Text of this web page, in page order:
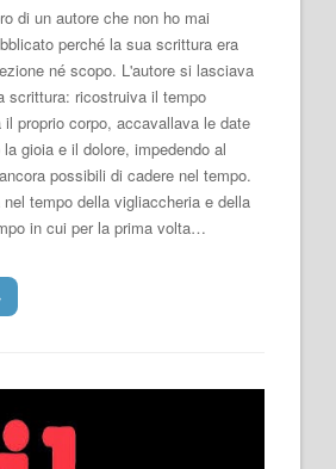
di un autore che non ho mai
perché la sua scrittura era
né scopo. L'autore si lasciava
scrittura: ricostruiva il tempo
proprio corpo, accavallava le date
gioia e il dolore, impedendo al
possibili di cadere nel tempo.
nel tempo della vigliaccheria e della
in cui per la prima volta…